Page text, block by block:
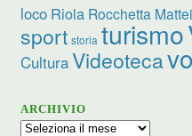
loco Riola Rocchetta Mattei
sport storia turismo
CulturaVideoteca
ARCHIVIO
Archivio